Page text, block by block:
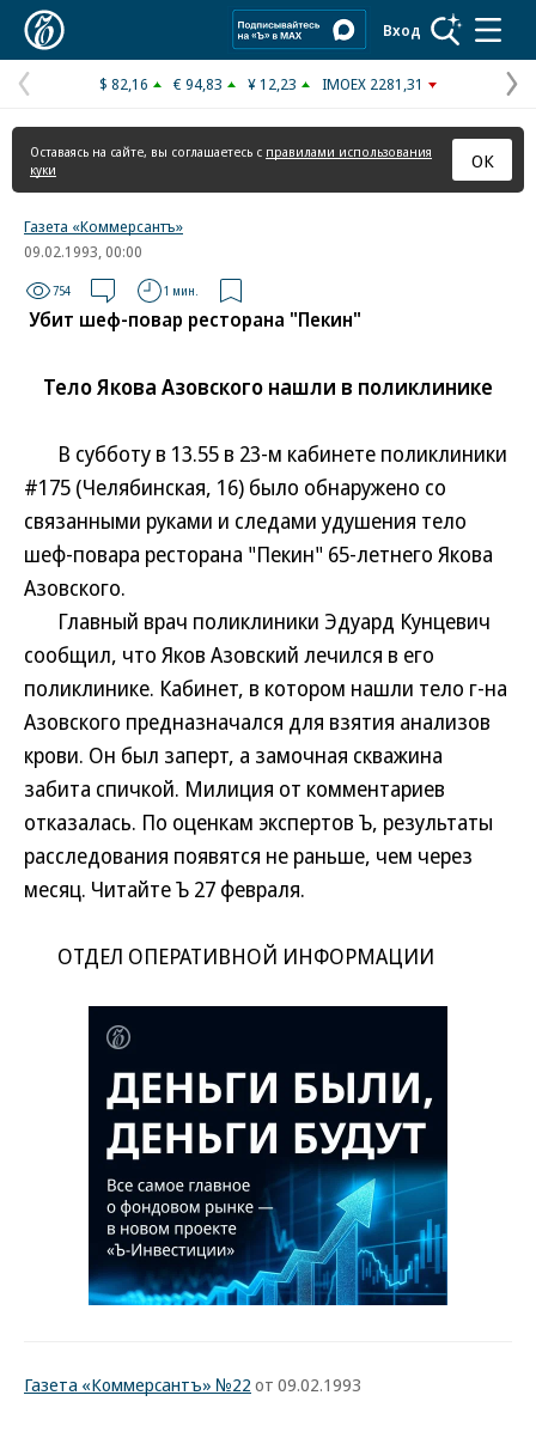
Вход
Предыдущая
страница
$ 82,16 € 94,83 ¥ 12,23 IMOEX 2281,31
Оставаясь на сайте, вы соглашаетесь с правилами использования
куки
ОК
Газета «Коммерсантъ»
09.02.1993, 00:00
754 1 мин.
Убит шеф-повар ресторана "Пекин"
Тело Якова Азовского нашли в поликлинике
В субботу в 13.55 в 23-м кабинете поликлиники
#175 (Челябинская, 16) было обнаружено со
связанными руками и следами удушения тело
шеф-повара ресторана "Пекин" 65-летнего Якова
Азовского.
Главный врач поликлиники Эдуард Кунцевич
сообщил, что Яков Азовский лечился в его
поликлинике. Кабинет, в котором нашли тело г-на
Азовского предназначался для взятия анализов
крови. Он был заперт, а замочная скважина
забита спичкой. Милиция от комментариев
отказалась. По оценкам экспертов Ъ, результаты
расследования появятся не раньше, чем через
месяц. Читайте Ъ 27 февраля.
ОТДЕЛ ОПЕРАТИВНОЙ ИНФОРМАЦИИ
Газета «Коммерсантъ» №22 от 09.02.1993